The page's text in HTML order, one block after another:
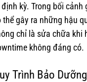
kỳ. Trong bối
thể gây ra những hậu
chỉ là sửa chữa khi
không đáng có.
Trình Bảo